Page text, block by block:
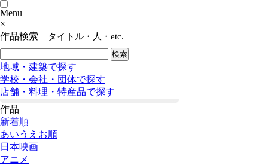
Menu
×
作品検索
タイトル・人・etc.
地域・建築で探す
学校・会社・団体で探す
店舗・料理・特産品で探す
作品
新着順
あいうえお順
日本映画
アニメ